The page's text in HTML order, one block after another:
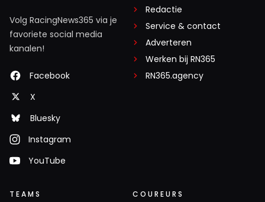
Volg RacingNews365 via je
favoriete social media
kanalen!
Facebook
X
Bluesky
Instagram
YouTube
Redactie
Service & contact
Adverteren
Werken bij RN365
RN365.agency
TEAMS COUREURS